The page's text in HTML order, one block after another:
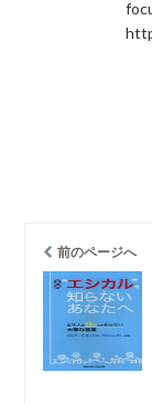
前のページへ